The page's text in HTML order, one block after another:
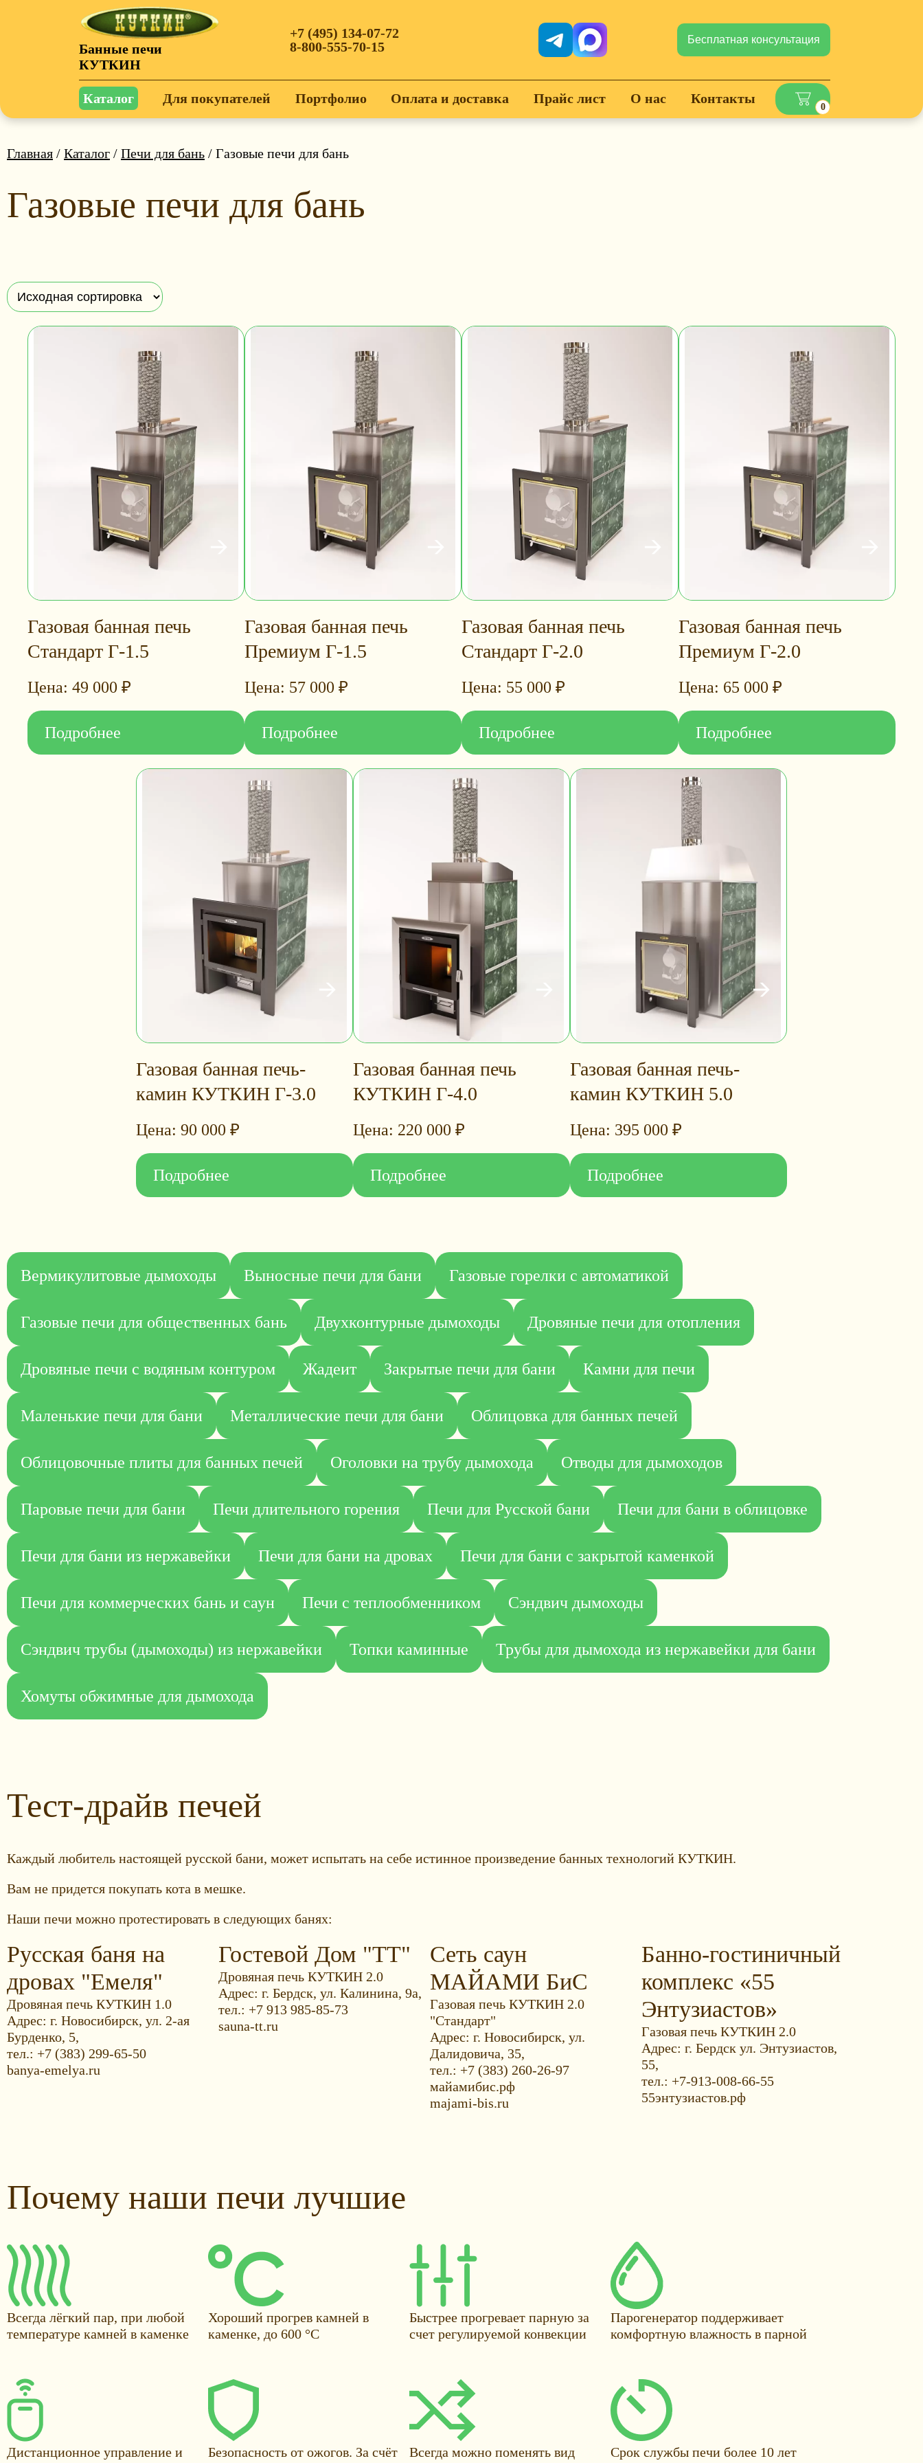
Банные печи
КУТКИН
+7 (495) 134-07-72
8-800-555-70-15
Бесплатная консультация
Каталог Для покупателей Портфолио Оплата и доставка Прайс лист О нас Контакты
0
Главная / Каталог / Печи для бань / Газовые печи для бань
Газовые печи для бань
Газовая банная печь
Стандарт Г-1.5
49 000 ₽
Подробнее
Газовая банная печь
Премиум Г-1.5
57 000 ₽
Подробнее
Газовая банная печь
Стандарт Г-2.0
55 000 ₽
Подробнее
Газовая банная печь
Премиум Г-2.0
65 000 ₽
Подробнее
Газовая банная печь-
камин КУТКИН Г-3.0
90 000 ₽
Подробнее
Газовая банная печь
КУТКИН Г-4.0
220 000 ₽
Подробнее
Газовая банная печь-
камин КУТКИН 5.0
395 000 ₽
Подробнее
Вермикулитовые дымоходы Выносные печи для бани Газовые горелки с автоматикой
Газовые печи для общественных бань Двухконтурные дымоходы Дровяные печи для отопления
Дровяные печи с водяным контуром Жадеит Закрытые печи для бани Камни для печи
Маленькие печи для бани Металлические печи для бани Облицовка для банных печей
Облицовочные плиты для банных печей Оголовки на трубу дымохода Отводы для дымоходов
Паровые печи для бани Печи длительного горения Печи для Русской бани Печи для бани в облицовке
Печи для бани из нержавейки Печи для бани на дровах Печи для бани с закрытой каменкой
Печи для коммерческих бань и саун Печи с теплообменником Сэндвич дымоходы
Сэндвич трубы (дымоходы) из нержавейки Топки каминные Трубы для дымохода из нержавейки для бани
Хомуты обжимные для дымохода
Тест-драйв печей
Каждый любитель настоящей русской бани, может испытать на себе истинное произведение банных технологий КУТКИН.
Вам не придется покупать кота в мешке.
Наши печи можно протестировать в следующих банях:
Русская баня на
дровах "Емеля"
Дровяная печь КУТКИН 1.0
Адрес: г. Новосибирск, ул. 2-ая
Бурденко, 5,
тел.: +7 (383) 299-65-50
banya-emelya.ru
Гостевой Дом "ТТ"
Дровяная печь КУТКИН 2.0
Адрес: г. Бердск, ул. Калинина, 9а,
тел.: +7 913 985-85-73
sauna-tt.ru
Сеть саун
МАЙАМИ БиС
Газовая печь КУТКИН 2.0
"Стандарт"
Адрес: г. Новосибирск, ул.
Далидовича, 35,
тел.: +7 (383) 260-26-97
майамибис.рф
majami-bis.ru
Банно-гостиничный
комплекс «55
Энтузиастов»
Газовая печь КУТКИН 2.0
Адрес: г. Бердск ул. Энтузиастов,
55,
тел.: +7-913-008-66-55
55энтузиастов.рф
Почему наши печи лучшие
Всегда лёгкий пар, при любой
температуре камней в каменке
Хороший прогрев камней в
каменке, до 600 °С
Быстрее прогревает парную за
счет регулируемой конвекции
Парогенератор поддерживает
комфортную влажность в парной
Дистанционное управление и
Безопасность от ожогов. За счёт
Всегда можно поменять вид
Срок службы печи более 10 лет